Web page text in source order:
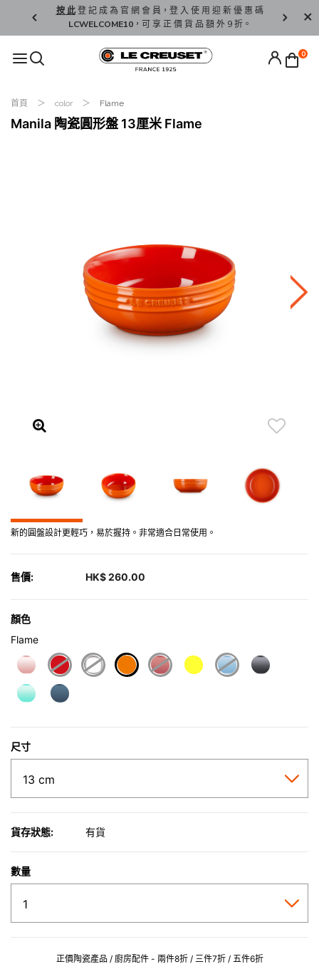
按 此登 記 成 為 官 網 會 員，登 入 使 用 迎 新 優 惠 碼
LCWELCOME10，可 享 正 價 貨 品 額 外 9 折。
香 港 / 澳
0
首頁 color Flame
Manila 陶瓷圓形盤 13厘米 Flame
新的圓盤設計更輕巧，易於握持。非常適合日常使用。
售價: HK$ 260.00
顏色
Flame
尺寸
貨存狀態: 有貨
數量
正價陶瓷產品 / 廚房配件 - 兩件8折 / 三件7折 / 五件6折